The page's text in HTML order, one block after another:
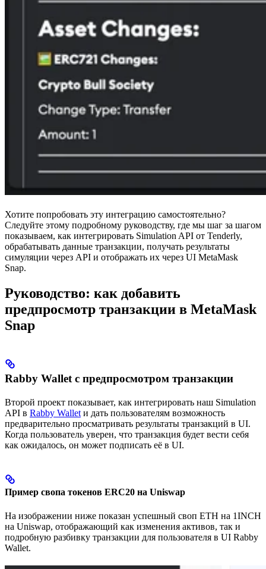
Хотите попробовать эту интеграцию самостоятельно?
Следуйте этому подробному руководству, где мы шаг за шагом
показываем, как интегрировать Simulation API от Tenderly,
обрабатывать данные транзакции, получать результаты
симуляции через API и отображать их через UI MetaMask
Snap.
Руководство: как добавить
предпросмотр транзакции в MetaMask
Snap
Rabby Wallet с предпросмотром транзакции
Второй проект показывает, как интегрировать наш Simulation
API в Rabby Wallet и дать пользователям возможность
предварительно просматривать результаты транзакций в UI.
Когда пользователь уверен, что транзакция будет вести себя
как ожидалось, он может подписать её в UI.
Пример свопа токенов ERC20 на Uniswap
На изображении ниже показан успешный своп ETH на 1INCH
на Uniswap, отображающий как изменения активов, так и
подробную разбивку транзакции для пользователя в UI Rabby
Wallet.